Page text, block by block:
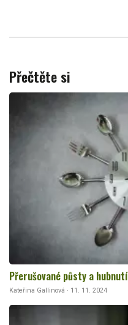
Přečtěte si
Přerušované půsty a hubnutí
Kateřina Gallinová · 11. 11. 2024